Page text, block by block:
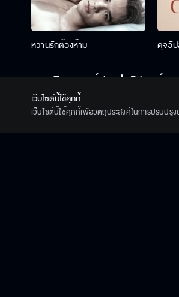
หวานรักต้องห้าม ดุจอั
ดูสดติดเทรนด์ประจำสัปดาห์
เว็บไซต์นี้ใช้คุกกี้
เว็บไซต์นี้ใช้คุกกี้เพื่อวัตถุประสงค์ในการปรับปรุ